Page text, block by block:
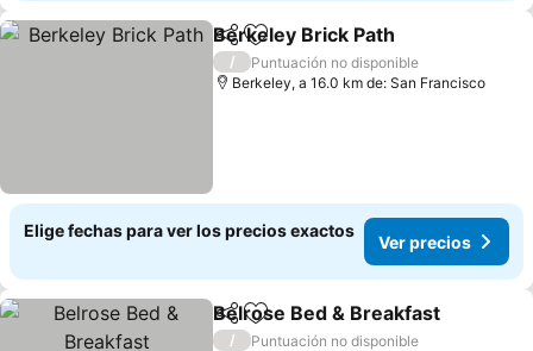
CompartirAgregar a favoritos
Berkeley Brick Path
/
Puntuación no disponible
Berkeley, a 16.0 km de: San Francisco
Elige fechas para ver los precios exactos
Ver precios
CompartirAgregar a favoritos
Belrose Bed & Breakfast
/
Puntuación no disponible